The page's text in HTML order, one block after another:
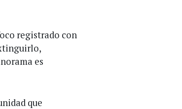
registrado con
es
que